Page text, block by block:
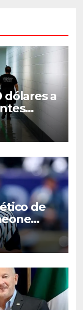
dólares a
Unidos;
de
sobre